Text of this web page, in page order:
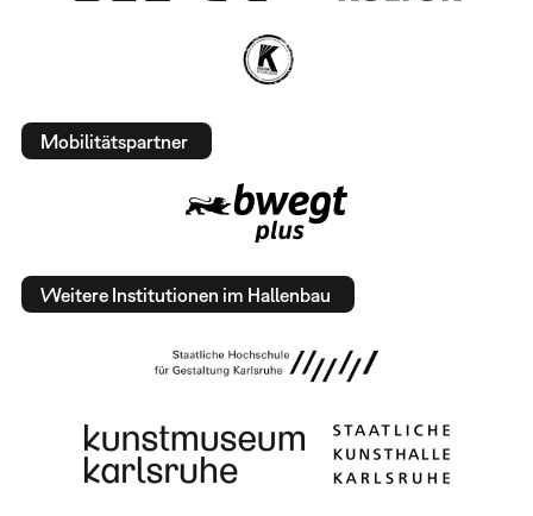
Mobilitätspartner
Weitere Institutionen im Hallenbau